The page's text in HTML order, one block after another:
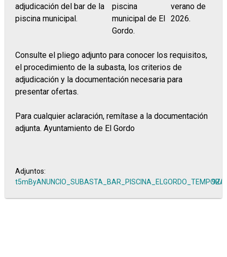
adjudicación del bar de la
piscina municipal.
piscina
municipal de El
Gordo.
verano de
2026.
Consulte el pliego adjunto para conocer los requisitos,
el procedimiento de la subasta, los criterios de
adjudicación y la documentación necesaria para
presentar ofertas.
Para cualquier aclaración, remítase a la documentación
adjunta. Ayuntamiento de El Gordo
Adjuntos: